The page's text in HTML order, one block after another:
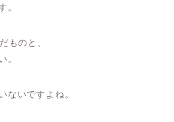
。
ものと、
。
ないですよね。